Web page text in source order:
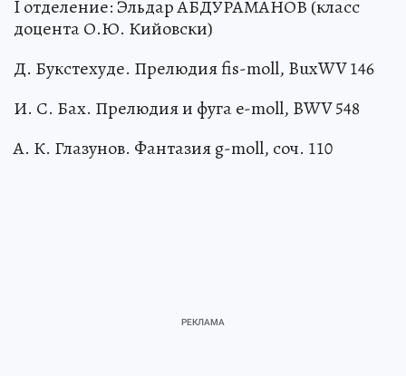
I отделение: Эльдар АБДУРАМАНОВ (класс
доцента О.Ю. Кийовски)
Д. Букстехуде. Прелюдия fis-moll, BuxWV 146
И. С. Бах. Прелюдия и фуга e-moll, BWV 548
А. К. Глазунов. Фантазия g-moll, соч. 110